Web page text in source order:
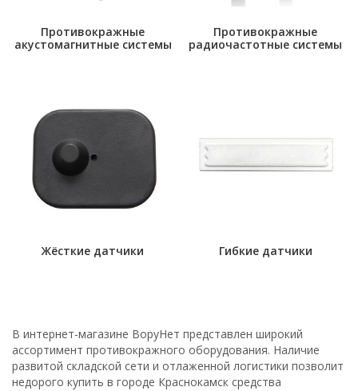
Противокражные
акустомагнитные системы
Противокражные
радиочастотные системы
Жёсткие датчики Гибкие датчики
В интернет-магазине ВоруНет представлен широкий
ассортимент противокражного оборудования. Наличие
развитой складской сети и отлаженной логистики позволит
недорого купить в городе Краснокамск средства